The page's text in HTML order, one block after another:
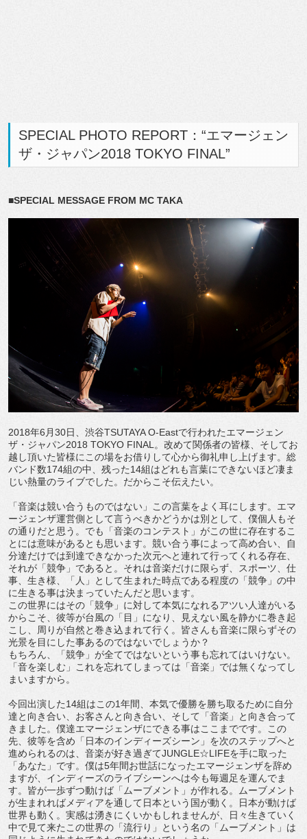
SPECIAL PHOTO REPORT：“エマージェン
ザ・ジャパン2018 TOKYO FINAL”
■SPECIAL MESSAGE FROM MC TAKA
2018年6月30日、渋谷TSUTAYA O-Eastで行われたエマージェン
ザ・ジャパン2018 TOKYO FINAL。改めて関係者の皆様、そしてお
越し頂いた皆様にこの場をお借りして心から御礼申し上げます。総
バンド数174組の中、残った14組はどれも言葉にできないほど凄ま
じい熱量のライブでした。だからこそ伝えたい。
「音楽は競い合うものではない」この言葉をよく耳にします。エマ
ージェンザ運営側として言うべきかどうかは別として、僕個人もそ
の通りだと思う。でも「音楽のコンテスト」がこの世に存在するこ
とには意味があるとも思います。競い合う事によって高め合い、自
分達だけでは到達できなかった次元へと連れて行ってくれる存在、
それが「競争」であると。それは音楽だけに限らず、スポーツ、仕
事、生き様、「人」として生まれた時点である程度の「競争」の中
に生きる事は決まっていたんだと思います。
この世界にはその「競争」に対して本気になれるアツい人達がいる
からこそ、彼等が台風の「目」になり、見えない風を静かに巻き起
こし、周りが自然と巻き込まれて行く。皆さんも音楽に限らずその
光景を目にした事あるのではないでしょうか？
もちろん、「競争」が全てではないという事も忘れてはいけない。
「音を楽しむ」これを忘れてしまっては「音楽」では無くなってし
まいますから。
今回出演した14組はこの1年間、本気で優勝を勝ち取るために自分
達と向き合い、お客さんと向き合い、そして「音楽」と向き合って
きました。僕達エマージェンザにできる事はここまでです。この
先、彼等を含め「日本のインディーズシーン」を次のステップへと
進められるのは、音楽が好き過ぎてJUNGLE☆LIFEを手に取った
「あなた」です。僕は5年間お世話になったエマージェンザを辞め
ますが、インディーズのライブシーンへは今も毎週足を運んでま
す。皆が一歩ずつ動けば「ムーブメント」が作れる。ムーブメント
が生まれればメディアを通して日本という国が動く。日本が動けば
世界も動く。実感は湧きにくいかもしれませんが、日々生きていく
中で見て来たこの世界の「流行り」という名の「ムーブメント」は